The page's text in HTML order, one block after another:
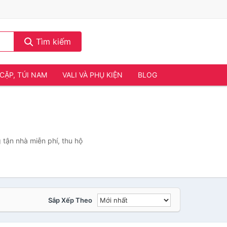
Tìm kiếm
CẶP, TÚI NAM VALI VÀ PHỤ KIỆN BLOG
nhà miễn phí, thu hộ
Sắp Xếp Theo